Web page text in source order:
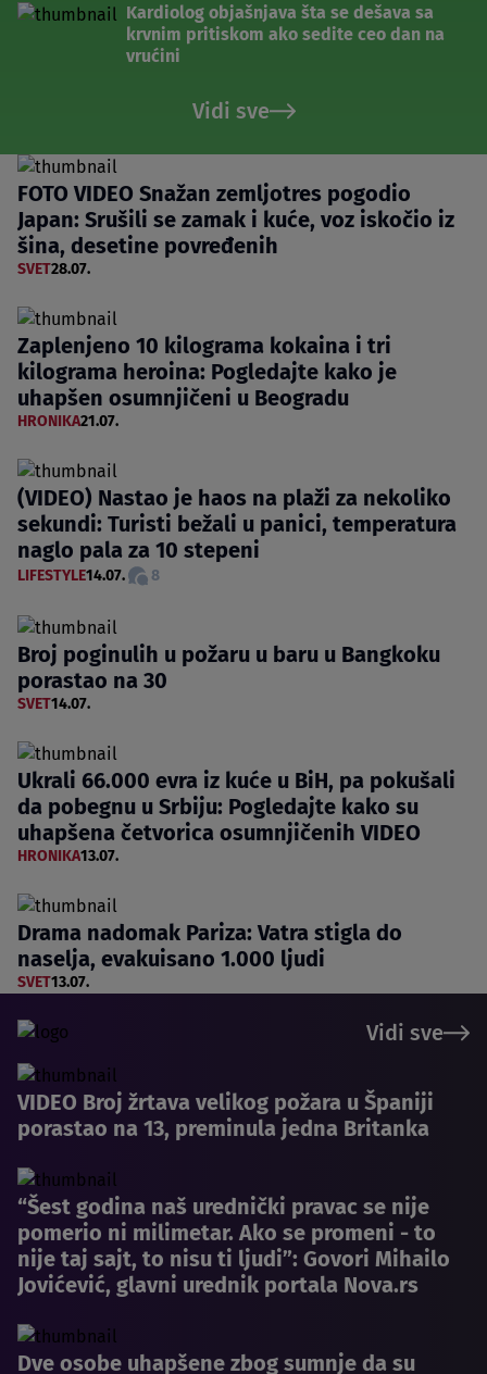
Kardiolog objašnjava šta se dešava sa
krvnim pritiskom ako sedite ceo dan na
vrućini
Vidi sve
FOTO VIDEO Snažan zemljotres pogodio
Japan: Srušili se zamak i kuće, voz iskočio iz
šina, desetine povređenih
SVET28.07.
Zaplenjeno 10 kilograma kokaina i tri
kilograma heroina: Pogledajte kako je
uhapšen osumnjičeni u Beogradu
HRONIKA21.07.
(VIDEO) Nastao je haos na plaži za nekoliko
sekundi: Turisti bežali u panici, temperatura
naglo pala za 10 stepeni
LIFESTYLE14.07. 8
Broj poginulih u požaru u baru u Bangkoku
porastao na 30
SVET14.07.
Ukrali 66.000 evra iz kuće u BiH, pa pokušali
da pobegnu u Srbiju: Pogledajte kako su
uhapšena četvorica osumnjičenih VIDEO
HRONIKA13.07.
Drama nadomak Pariza: Vatra stigla do
naselja, evakuisano 1.000 ljudi
SVET13.07.
Vidi sve
VIDEO Broj žrtava velikog požara u Španiji
porastao na 13, preminula jedna Britanka
“Šest godina naš urednički pravac se nije
pomerio ni milimetar. Ako se promeni - to
nije taj sajt, to nisu ti ljudi”: Govori Mihailo
Jovićević, glavni urednik portala Nova.rs
Dve osobe uhapšene zbog sumnje da su